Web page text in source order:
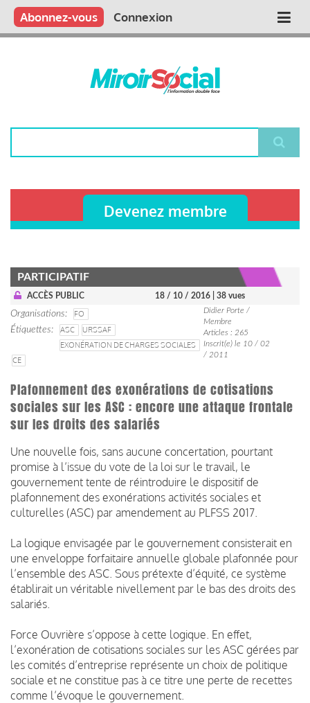
Aller
contenu
Main
Qui sommes nous ?
Vous publiez
Nous publions
Contactez-nous
Abonnez-vous Connexion
Devenez membre
PARTICIPATIF
ACCÈS PUBLIC 18 / 10 / 2016 | 38 vues
Organisations
FO
Étiquettes
ASC
URSSAF
EXONÉRATION DE CHARGES SOCIALES
CE
Didier Porte /
Membre
Articles : 265
Inscrit(e) le 10 / 02
/ 2011
Plafonnement des exonérations de cotisations
sociales sur les ASC : encore une attaque frontale
sur les droits des salariés
Une nouvelle fois, sans aucune concertation, pourtant
promise à l’issue du vote de la loi sur le travail, le
gouvernement tente de réintroduire le dispositif de
plafonnement des exonérations activités sociales et
culturelles (ASC) par amendement au PLFSS 2017.
La logique envisagée par le gouvernement consisterait en
une enveloppe forfaitaire annuelle globale plafonnée pour
l’ensemble des ASC. Sous prétexte d’équité, ce système
établirait un véritable nivellement par le bas des droits des
salariés.
Force Ouvrière s’oppose à cette logique. En effet,
l’exonération de cotisations sociales sur les ASC gérées par
les comités d’entreprise représente un choix de politique
sociale et ne constitue pas à ce titre une perte de recettes
comme l’évoque le gouvernement.